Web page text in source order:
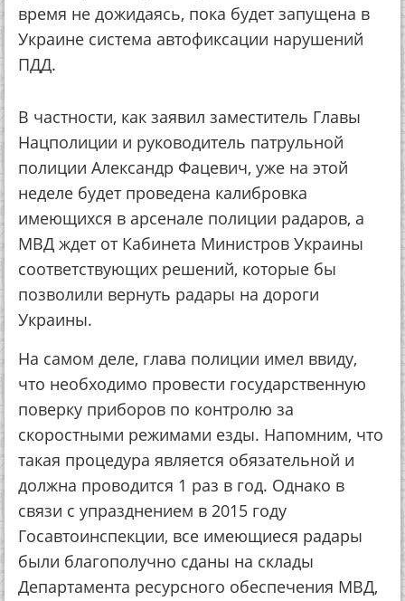
время не дожидаясь, пока будет запущена в
Украине система автофиксации нарушений
ПДД.
В частности, как заявил заместитель Главы
Нацполиции и руководитель патрульной
полиции Александр Фацевич, уже на этой
неделе будет проведена калибровка
имеющихся в арсенале полиции радаров, а
МВД ждет от Кабинета Министров Украины
соответствующих решений, которые бы
позволили вернуть радары на дороги
Украины.
На самом деле, глава полиции имел ввиду,
что необходимо провести государственную
поверку приборов по контролю за
скоростными режимами езды. Напомним, что
такая процедура является обязательной и
должна проводится 1 раз в год. Однако в
связи с упразднением в 2015 году
Госавтоинспекции, все имеющиеся радары
были благополучно сданы на склады
Департамента ресурсного обеспечения МВД,